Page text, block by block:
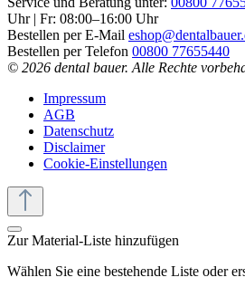
Uhr | Fr: 08:00–16:00 Uhr
Bestellen per E-Mail
Bestellen per Telefon 00800 77655440
© 2026 dental bauer. Alle Rechte
Impressum
AGB
Datenschutz
Disclaimer
Cookie-Einstellungen
Zur Material-Liste hinzufügen
Wählen Sie eine bestehende Liste oder